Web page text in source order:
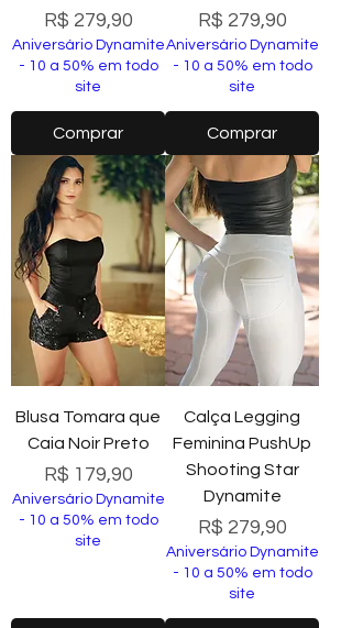
Preço
R$ 279,90
Aniversário Dynamite
- 10 a 50% em todo
site
Comprar
Preço
R$ 279,90
Aniversário Dynamite
- 10 a 50% em todo
site
Comprar
Blusa Tomara que
Caia Noir Preto
Preço
R$ 179,90
Aniversário Dynamite
- 10 a 50% em todo
site
Calça Legging
Feminina PushUp
Shooting Star
Dynamite
Preço
R$ 279,90
Aniversário Dynamite
- 10 a 50% em todo
site